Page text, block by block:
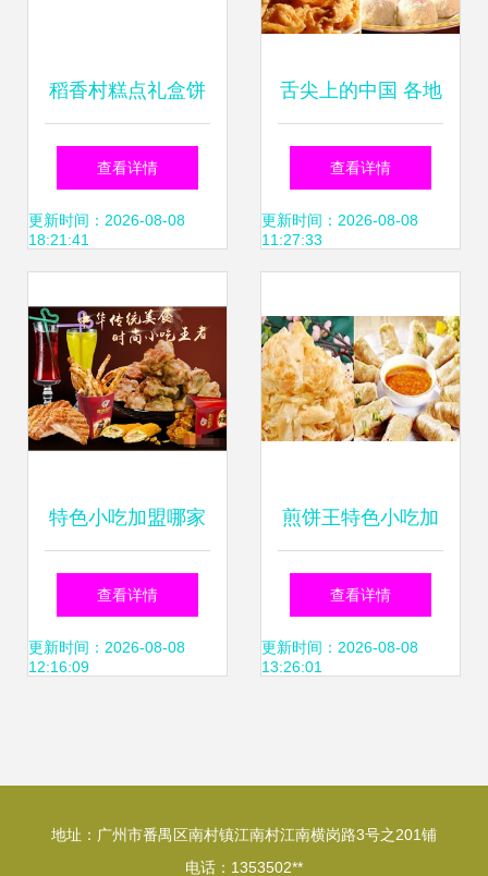
稻香村糕点礼盒饼
干蛋糕点心 曲奇饼
干传统特产小吃
查看详情
更新时间：2026-08-08
18:21:41
舌尖上的中国 各地
特色小吃全攻略与
吃货专属旅行地图
查看详情
更新时间：2026-08-08
11:27:33
特色小吃加盟哪家
好？桥头排骨 中华
传统美食引领时尚
查看详情
更新时间：2026-08-08
12:16:09
煎饼王特色小吃加
盟 以传统小吃撬动
独家财富商机
查看详情
更新时间：2026-08-08
13:26:01
地址：广州市番禺区南村镇江南村江南横岗路3号之201铺
电话：1353502**